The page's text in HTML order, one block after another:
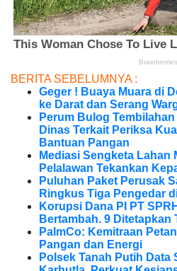
BERITA SEBELUMNYA :
Geger ! Buaya Muara di
ke Darat dan Serang
Perum Bulog
Dinas Terkait Periksa
Bantuan Pangan
Mediasi Sengketa Lahan
Pelalawan Tekankan
Puluhan Paket Perusak
Ringkus Tiga Pengedar
Korupsi Dana PI PT
Bertambah. 9 Ditetapkan
PalmCo: Kemitraan
Pangan dan Energi
Polsek Tanah Putih Data